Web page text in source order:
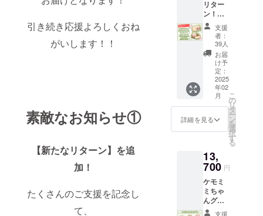
引き続き応援よろしくおね
がいします！！
素敵なお知らせ①
【新たなリターン】を追
加！
たくさんのご支援を記念し
て、
営業時間：
平日 10:00〜
18:00 (土日
祝、年末年
※お問い合わ
せから3営業
日以内にご
返信させて
いただきま
※ ご質問に
よってはお
応えできか
ねる場合も
ございま
リター
ン！ケ
モミミ
ちゃん
の両面
ふわふ
わクッ
ショ
ン】 ・
クッ
ショ
ン 1
点
（サイ
40cm）
画像は
イメー
ジで
す。 金
額には
消費税
支援
者：
39人
お届
け予
定：
2025
年02
月
詳細を見る
こ
の
リ
タ
ー
ン
を
選
択
す
る
13,
700 円
ケモミ
ミちゃ
んグッ
ズプラ
支援